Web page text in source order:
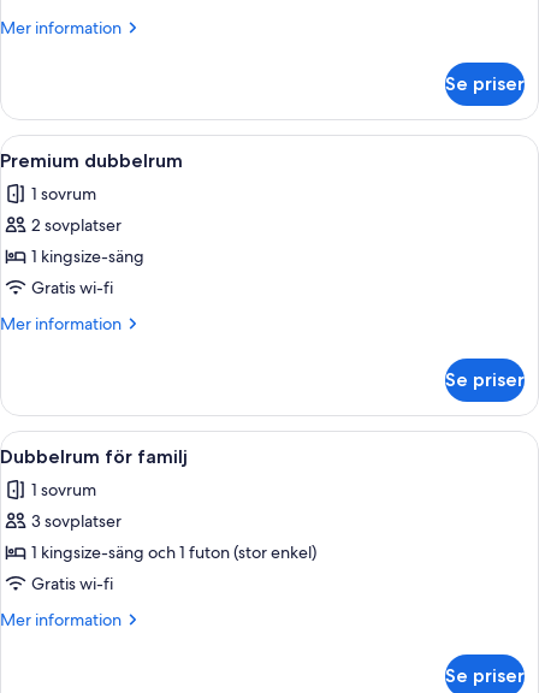
Mer information
Mer
dubbelrum
Se priser
Öppna
alla
foton
för
Premium
dubbelrum
Ett välordnat sovrum med en stor
1
Premium dubbelrum
1 sovrum
2 sovplatser
1 kingsize-säng
Gratis wi-fi
Mer information
Mer
dubbelrum
Se priser
Öppna
alla
foton
för
Dubbelrum
för
familj
Ett sovrum med två sängar, en
6
Dubbelrum för familj
1 sovrum
3 sovplatser
1 kingsize-säng och 1 futon (stor enkel)
Gratis wi-fi
Mer information
Mer
Se priser